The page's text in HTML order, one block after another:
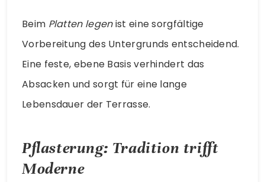
Beim Platten legenist eine sorgfältige
Vorbereitung des Untergrunds entscheidend.
Eine feste, ebene Basis verhindert das
Absacken und sorgt für eine lange
Lebensdauer der Terrasse.
Pflasterung: Tradition trifft
Moderne